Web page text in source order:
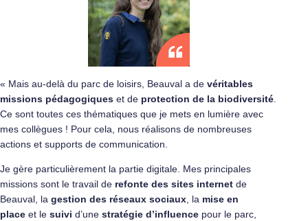
« Mais au-delà du parc de loisirs, Beauval a de véritables
missions pédagogiques et de protection de la biodiversité
Ce sont toutes ces thématiques que je mets en lumière avec
mes collègues ! Pour cela, nous réalisons de nombreuses
actions et supports de communication.
Je gère particulièrement la partie digitale. Mes principales
missions sont le travail de refonte des sites internet de
Beauval, la gestion des réseaux sociaux , la mise en
place et le suivi d’une stratégie d’influence pour le parc,